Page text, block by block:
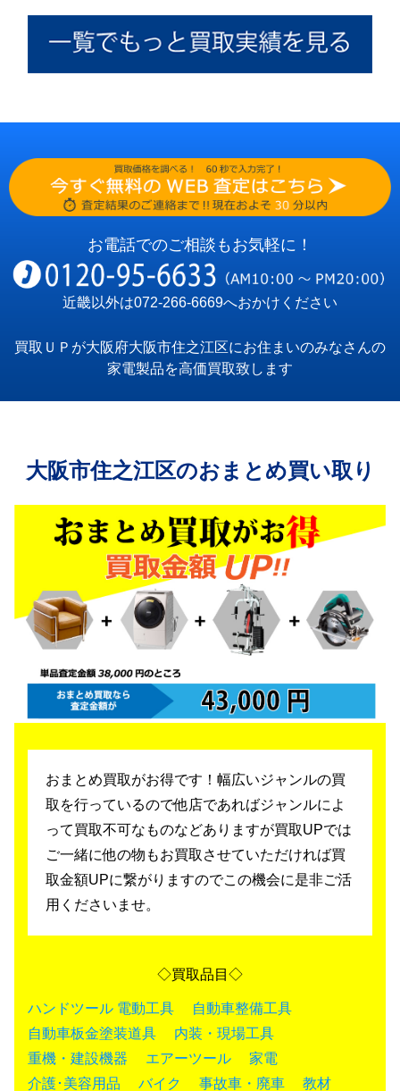
お電話でのご相談もお気軽に！
近畿以外は072-266-6669へおかけください
買取ＵＰが大阪府大阪市住之江区にお住まいのみなさんの
家電製品を高価買取致します
大阪市住之江区のおまとめ買い取り
おまとめ買取がお得です！幅広いジャンルの買
取を行っているので他店であればジャンルによ
って買取不可なものなどありますが買取UPでは
ご一緒に他の物もお買取させていただければ買
取金額UPに繋がりますのでこの機会に是非ご活
用くださいませ。
◇買取品目◇
ハンドツール 電動工具
自動車整備工具
自動車板金塗装道具
内装・現場工具
重機・建設機器
エアーツール
家電
介護･美容用品
バイク 事故車・廃車
教材